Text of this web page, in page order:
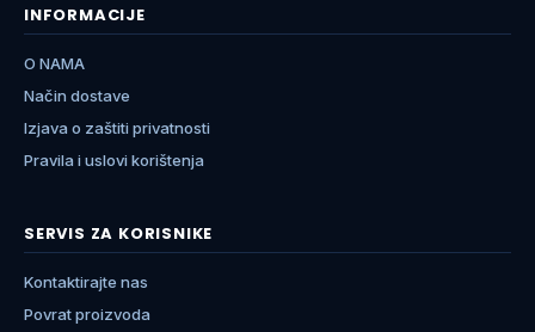
INFORMACIJE
O NAMA
Način dostave
Izjava o zaštiti privatnosti
Pravila i uslovi korištenja
SERVIS ZA KORISNIKE
Kontaktirajte nas
Povrat proizvoda